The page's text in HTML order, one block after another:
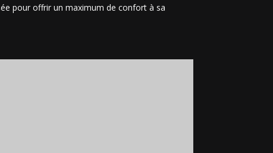
pour offrir un maximum de confort à sa